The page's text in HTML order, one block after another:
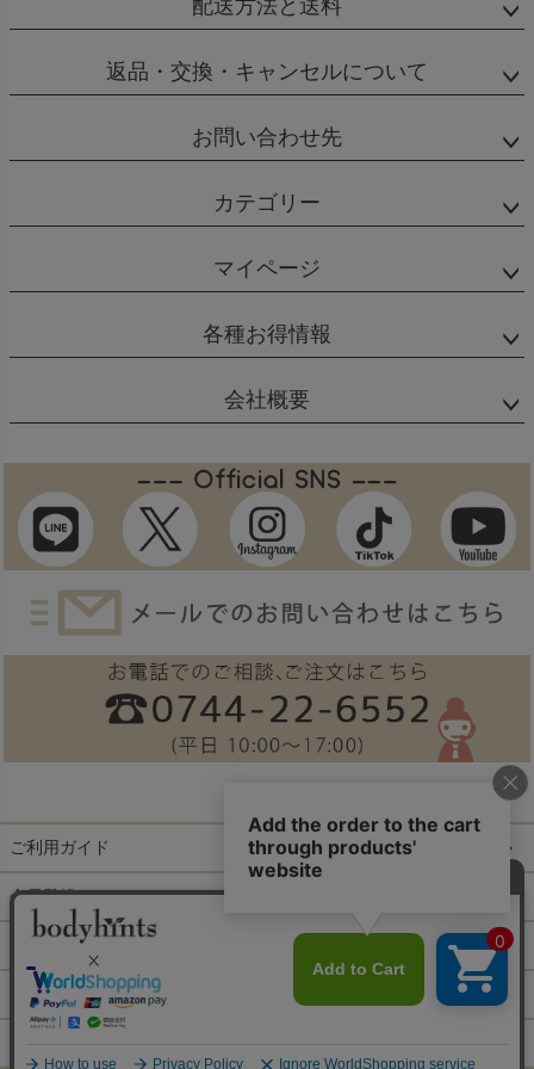
配送方法と送料
返品・交換・キャンセルについて
お問い合わせ先
カテゴリー
マイページ
各種お得情報
会社概要
ご利用ガイド
会員登録
特定商取引法に基づく表示